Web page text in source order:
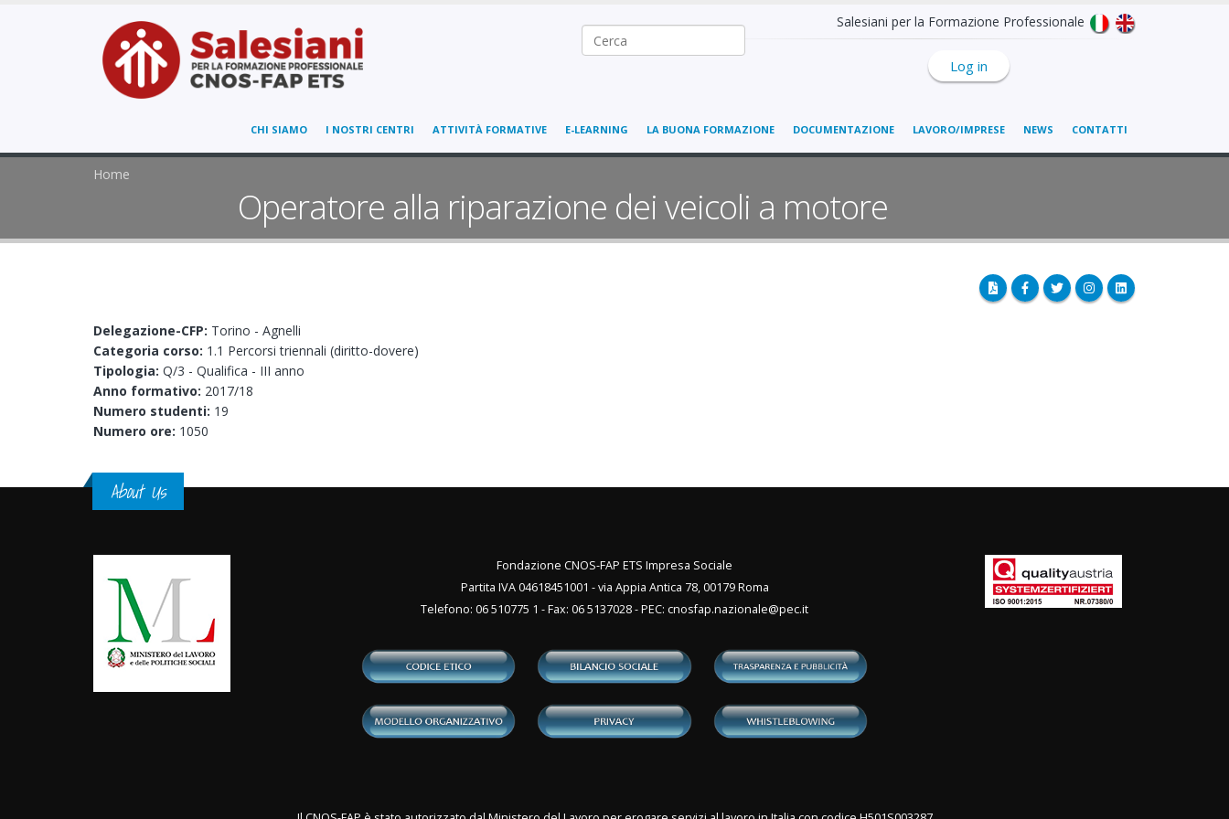
Salesiani per la Formazione Professionale
Log in
Ricerca nel sito
CHI SIAMO I NOSTRI CENTRI ATTIVITÀ FORMATIVE E-LEARNING LA BUONA FORMAZIONE DOCUMENTAZIONE LAVORO/IMPRESE NEWS CONTATTI
Home
Operatore alla riparazione dei veicoli a motore
Delegazione-CFP: Torino - Agnelli
Categoria corso: 1.1 Percorsi triennali (diritto-dovere)
Tipologia: Q/3 - Qualifica - III anno
Anno formativo: 2017/18
Numero studenti: 19
Numero ore: 1050
About Us
Fondazione CNOS-FAP ETS Impresa Sociale
Partita IVA 04618451001 - via Appia Antica 78, 00179 Roma
Telefono: 06 510775 1 - Fax: 06 5137028 - PEC: cnosfap.nazionale@pec.it